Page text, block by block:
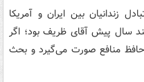
زندانیان بین ایران و آمریکا
پیش آقای ظریف بود؛ اگر
حافظ منافع صورت می‌گیرد و بحث